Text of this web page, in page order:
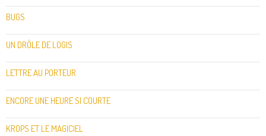
BUGS
UN DRÔLE DE LOGIS
LETTRE AU PORTEUR
ENCORE UNE HEURE SI COURTE
KROPS ET LE MAGICIEL